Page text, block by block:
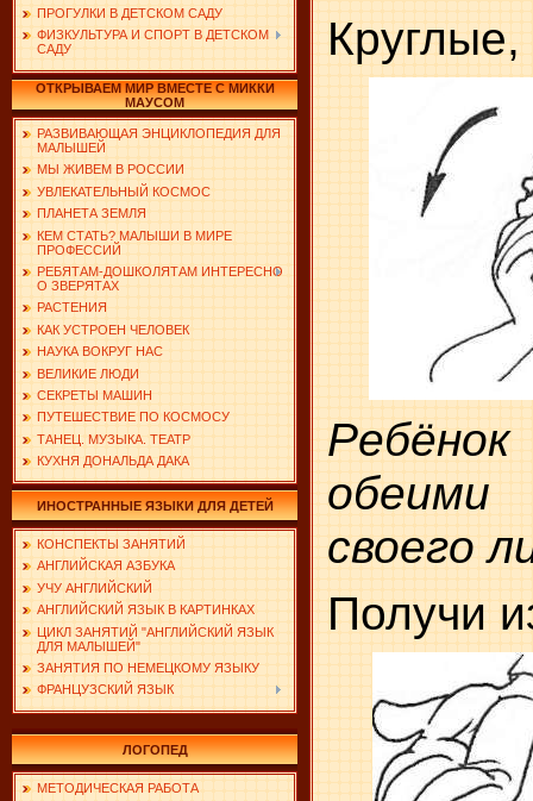
ПРОГУЛКИ В ДЕТСКОМ САДУ
ФИЗКУЛЬТУРА И СПОРТ В ДЕТСКОМ
САДУ
ОТКРЫВАЕМ МИР ВМЕСТЕ С МИККИ
МАУСОМ
РАЗВИВАЮЩАЯ ЭНЦИКЛОПЕДИЯ ДЛЯ
МАЛЫШЕЙ
МЫ ЖИВЕМ В РОССИИ
УВЛЕКАТЕЛЬНЫЙ КОСМОС
ПЛАНЕТА ЗЕМЛЯ
КЕМ СТАТЬ? МАЛЫШИ В МИРЕ
ПРОФЕССИЙ
РЕБЯТАМ-ДОШКОЛЯТАМ ИНТЕРЕСНО
О ЗВЕРЯТАХ
РАСТЕНИЯ
КАК УСТРОЕН ЧЕЛОВЕК
НАУКА ВОКРУГ НАС
ВЕЛИКИЕ ЛЮДИ
СЕКРЕТЫ МАШИН
ПУТЕШЕСТВИЕ ПО КОСМОСУ
ТАНЕЦ. МУЗЫКА. ТЕАТР
КУХНЯ ДОНАЛЬДА ДАКА
ИНОСТРАННЫЕ ЯЗЫКИ ДЛЯ ДЕТЕЙ
КОНСПЕКТЫ ЗАНЯТИЙ
АНГЛИЙСКАЯ АЗБУКА
УЧУ АНГЛИЙСКИЙ
АНГЛИЙСКИЙ ЯЗЫК В КАРТИНКАХ
ЦИКЛ ЗАНЯТИЙ "АНГЛИЙСКИЙ ЯЗЫК
ДЛЯ МАЛЫШЕЙ"
ЗАНЯТИЯ ПО НЕМЕЦКОМУ ЯЗЫКУ
ФРАНЦУЗСКИЙ ЯЗЫК
ЛОГОПЕД
МЕТОДИЧЕСКАЯ РАБОТА
Круглые,
обеими
своего
Получи